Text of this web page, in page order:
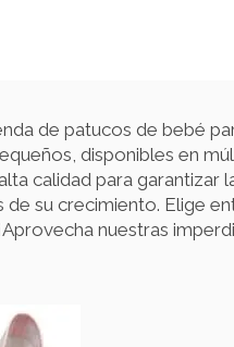
de patucos de bebé
disponibles en
calidad para
su crecimiento. Elige
nuestras